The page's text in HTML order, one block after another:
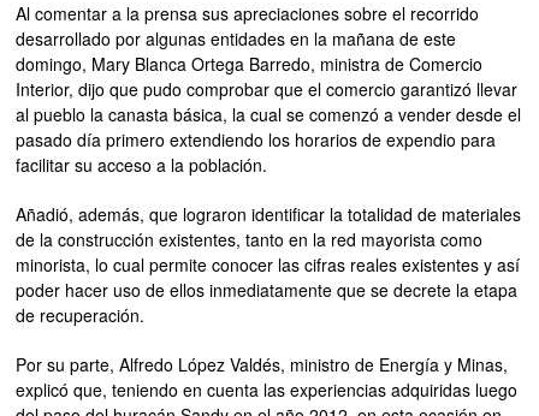
Al comentar a la prensa sus apreciaciones sobre el recorrido
desarrollado por algunas entidades en la mañana de este
domingo, Mary Blanca Ortega Barredo, ministra de Comercio
Interior, dijo que pudo comprobar que el comercio garantizó llevar
al pueblo la canasta básica, la cual se comenzó a vender desde el
pasado día primero extendiendo los horarios de expendio para
facilitar su acceso a la población.
Añadió, además, que lograron identificar la totalidad de materiales
de la construcción existentes, tanto en la red mayorista como
minorista, lo cual permite conocer las cifras reales existentes y así
poder hacer uso de ellos inmediatamente que se decrete la etapa
de recuperación.
Por su parte, Alfredo López Valdés, ministro de Energía y Minas,
explicó que, teniendo en cuenta las experiencias adquiridas luego